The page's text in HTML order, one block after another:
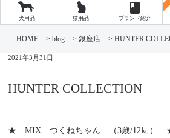
犬用品 猫用品
book
ブランド紹介
ン
ス
キ
HOME > blog > 銀座店 > HUNTER
2021年3月31日
HUNTER COLLECTION
★ MIX つくねちゃん （3歳/12㎏）